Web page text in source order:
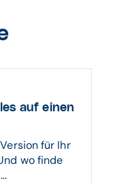
auf einen
für Ihr
wo finde